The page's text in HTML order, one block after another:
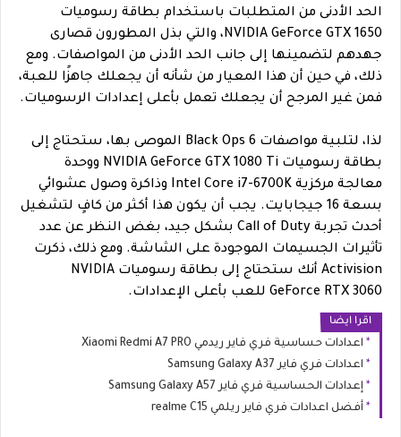
الحد الأدنى من المتطلبات باستخدام بطاقة رسوميات
NVIDIA GeForce GTX 1650، والتي بذل المطورون قصارى
جهدهم لتضمينها إلى جانب الحد الأدنى من المواصفات. ومع
ذلك، في حين أن هذا المعيار من شأنه أن يجعلك جاهزًا للعبة،
فمن غير المرجح أن يجعلك تعمل بأعلى إعدادات الرسوميات.
لذا، لتلبية مواصفات Black Ops 6 الموصى بها، ستحتاج إلى
بطاقة رسوميات NVIDIA GeForce GTX 1080 Ti ووحدة
معالجة مركزية Intel Core i7-6700K وذاكرة وصول عشوائي
بسعة 16 جيجابايت. يجب أن يكون هذا أكثر من كافٍ لتشغيل
أحدث تجربة Call of Duty بشكل جيد، بغض النظر عن عدد
تأثيرات الجسيمات الموجودة على الشاشة. ومع ذلك، ذكرت
Activision أنك ستحتاج إلى بطاقة رسوميات NVIDIA
GeForce RTX 3060 للعب بأعلى الإعدادات.
اقرا ايضا
اعدادات حساسية فري فاير ريدمي Xiaomi Redmi A7 PRO
اعدادات فري فاير Samsung Galaxy A37
إعدادات الحساسية فري فاير Samsung Galaxy A57
أفضل اعدادات فري فاير ريلمي realme C15